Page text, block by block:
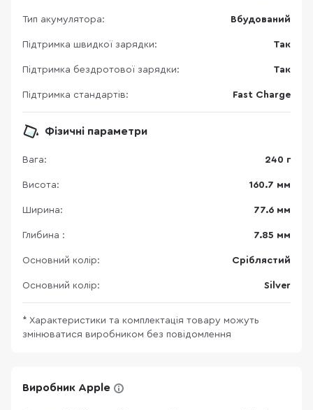
Тип акумулятора: Вбудований
Підтримка швидкої зарядки: Так
Підтримка бездротової зарядки: Так
Підтримка стандартів: Fast Charge
Фізичні параметри
Вага: 240 г
Висота: 160.7 мм
Ширина: 77.6 мм
Глибина : 7.85 мм
Основний колір: Сріблястий
Основний колір: Silver
* Характеристики та комплектація товару можуть
змінюватися виробником без повідомлення
Виробник Apple